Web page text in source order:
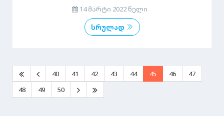
14 მარტი 2022 წელი
სრულად
40 41 42 43 44 45 46
47
48
49 50